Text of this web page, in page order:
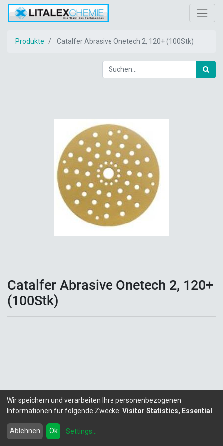
Produkte Catalfer Abrasive Onetech 2, 120+ (100Stk)
Catalfer Abrasive Onetech 2, 120+
(100Stk)
Powered by
- Die #1
Wir speichern und verarbeiten Ihre personenbezogenen
Informationen für folgende Zwecke: Visitor Statistics, Essential
Ablehnen Ok Settings...